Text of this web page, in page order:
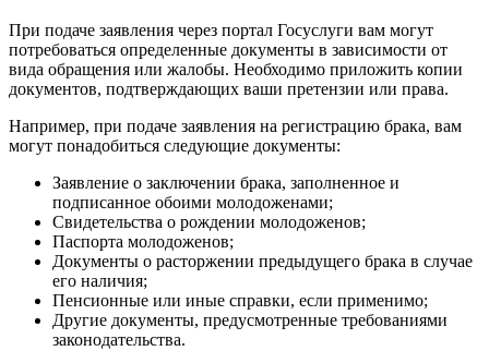
При подаче заявления через портал Госуслуги вам могут
потребоваться определенные документы в зависимости от
вида обращения или жалобы. Необходимо приложить копии
документов, подтверждающих ваши претензии или права.
Например, при подаче заявления на регистрацию брака, вам
могут понадобиться следующие документы:
Заявление о заключении брака, заполненное и
подписанное обоими молодоженами;
Свидетельства о рождении молодоженов;
Паспорта молодоженов;
Документы о расторжении предыдущего брака в случае
его наличия;
Пенсионные или иные справки, если применимо;
Другие документы, предусмотренные требованиями
законодательства.